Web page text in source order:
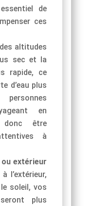
de
ces
altitudes
sec et la
rapide, ce
d’eau plus
en
donc être
à
extérieur
l’extérieur,
soleil, vos
plus